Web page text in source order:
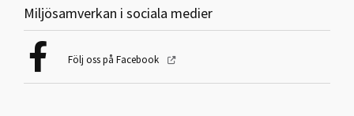
Miljösamverkan i sociala medier
Följ oss på Facebook